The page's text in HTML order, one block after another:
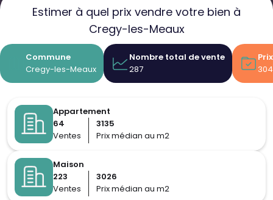
Estimer à quel prix vendre votre bien à
Cregy-les-Meaux
Commune
Cregy-les-Meaux
Nombre total de vente
287
Appartement
64
Ventes
3135
Prix médian au m2
Maison
223
Ventes
3026
Prix médian au m2